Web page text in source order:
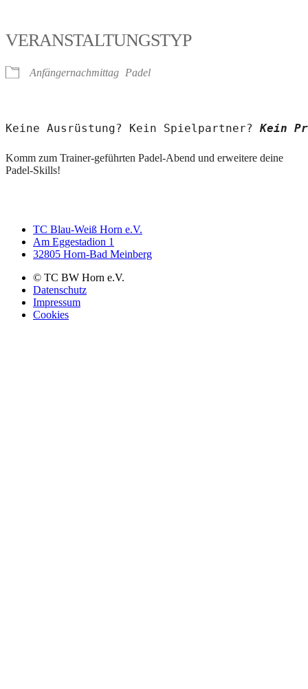
VERANSTALTUNGSTYP
Anfängernachmittag Padel
Keine Ausrüstung? Kein Spielpartner? Kein
Komm zum Trainer-geführten Padel-Abend und erweitere deine
Padel-Skills!
TC Blau-Weiß Horn e.V.
Am Eggestadion 1
32805 Horn-Bad Meinberg
© TC BW Horn e.V.
Datenschutz
Impressum
Cookies